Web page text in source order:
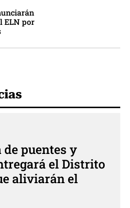
ELN por
puentes y
el Distrito
aliviarán el